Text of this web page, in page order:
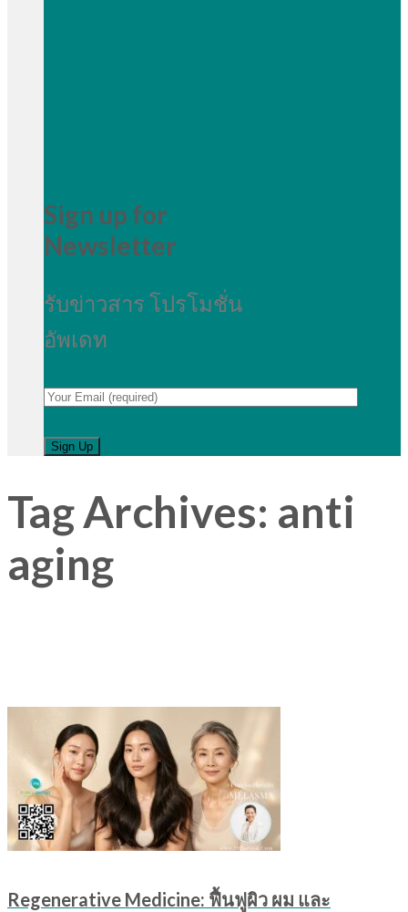
Sign up for
Newsletter
รับข่าวสาร โปรโมชั่น
อัพเดท
Tag Archives: anti
aging
Regenerative Medicine: ฟื้นฟูผิว ผม และ